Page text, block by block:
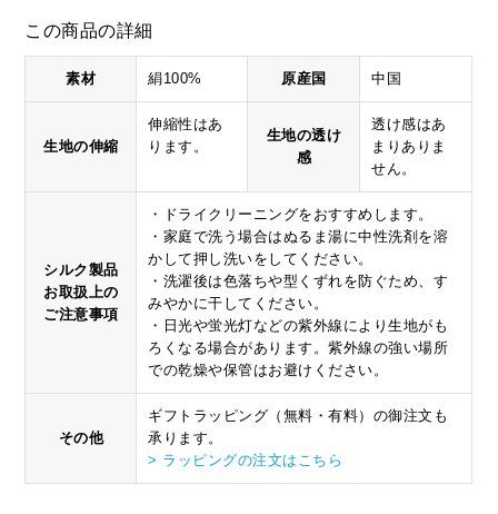
この商品の詳細
素材 絹100% 原産国 中国
生地の伸縮
伸縮性はあ
ります。
生地の透け
感
透け感はあ
まりありま
せん。
シルク製品
お取扱上の
ご注意事項
・ドライクリーニングをおすすめします。
・家庭で洗う場合はぬるま湯に中性洗剤を溶
かして押し洗いをしてください。
・洗濯後は色落ちや型くずれを防ぐため、す
みやかに干してください。
・日光や蛍光灯などの紫外線により生地がも
ろくなる場合があります。紫外線の強い場所
での乾燥や保管はお避けください。
その他
ギフトラッピング（無料・有料）の御注文も
承ります。
> ラッピングの注文はこちら